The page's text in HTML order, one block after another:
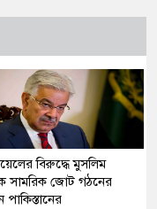
বিরুদ্ধে মুসলিম
সামরিক জোট গঠনের
পাকিস্তানের